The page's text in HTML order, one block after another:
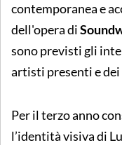
contemporanea e
dell'opera di
sono previsti gli
artisti presenti e
Per il terzo anno
l’identità visiva di